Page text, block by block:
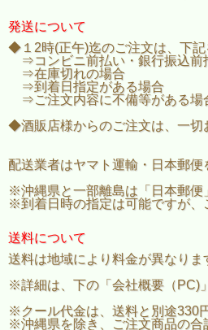
発送について
◆１2時(正午)迄のご注文は、下記
⇒コンビニ前払い・銀行振込前
⇒在庫切れの場合
⇒到着日指定がある場合
⇒ご注文内容に不備等がある場
◆酒販店様からのご注文は、一切
配送業者はヤマト運輸・日本郵便
※沖縄県と一部離島は「日本郵便
※到着日時の指定は可能ですが、
送料について
送料は地域により料金が異なりま
※詳細は、下の「会社概要（PC)
※クール代金は、送料と別途330
※沖縄県を除き、ご注文商品の合